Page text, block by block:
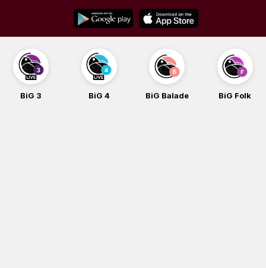
content
BiG 4 BiG Balade BiG Folk BiG iG